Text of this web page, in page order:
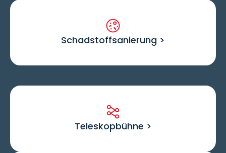
Schadstoffsanierung >
Teleskopbühne >